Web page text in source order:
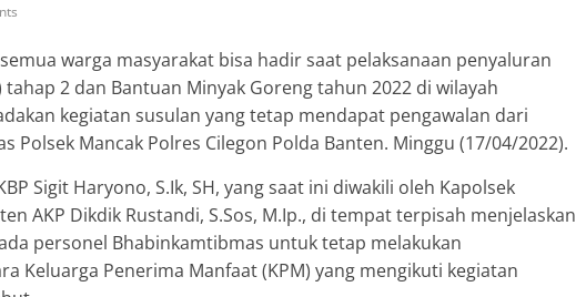
warga masyarakat bisa hadir saat pelaksanaan penyaluran
tahap 2 dan Bantuan Minyak Goreng tahun 2022 di wilayah
kegiatan susulan yang tetap mendapat pengawalan dari
Polsek Mancak Polres Cilegon Polda Banten. Minggu (17/04/2022).
Sigit Haryono, S.Ik, SH, yang saat ini diwakili oleh Kapolsek
AKP Dikdik Rustandi, S.Sos, M.Ip., di tempat terpisah menjelaskan
personel Bhabinkamtibmas untuk tetap melakukan
Keluarga Penerima Manfaat (KPM) yang mengikuti kegiatan